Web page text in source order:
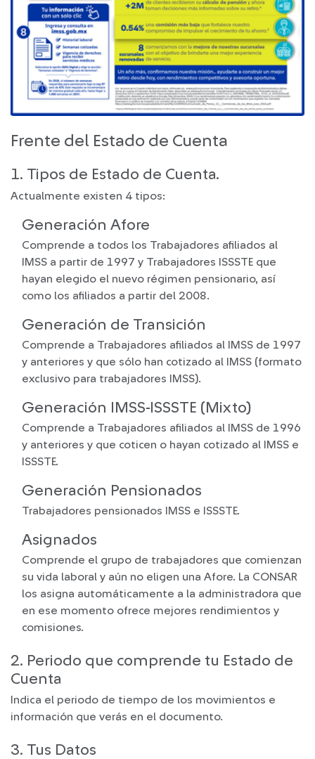
Frente del Estado de Cuenta
1. Tipos de Estado de Cuenta.
Actualmente existen 4 tipos:
Generación Afore
Comprende a todos los Trabajadores afiliados al
IMSS a partir de 1997 y Trabajadores ISSSTE que
hayan elegido el nuevo régimen pensionario, así
como los afiliados a partir del 2008.
Generación de Transición
Comprende a Trabajadores afiliados al IMSS de 1997
y anteriores y que sólo han cotizado al IMSS (formato
exclusivo para trabajadores IMSS).
Generación IMSS-ISSSTE (Mixto)
Comprende a Trabajadores afiliados al IMSS de 1996
y anteriores y que coticen o hayan cotizado al IMSS e
ISSSTE.
Generación Pensionados
Trabajadores pensionados IMSS e ISSSTE.
Asignados
Comprende el grupo de trabajadores que comienzan
su vida laboral y aún no eligen una Afore. La CONSAR
los asigna automáticamente a la administradora que
en ese momento ofrece mejores rendimientos y
comisiones.
2. Periodo que comprende tu Estado de
Cuenta
Indica el periodo de tiempo de los movimientos e
información que verás en el documento.
3. Tus Datos